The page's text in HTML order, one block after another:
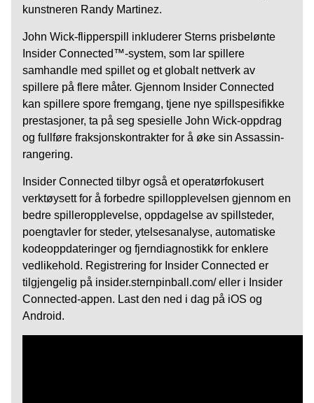
kunstneren Randy Martinez.
John Wick-flipperspill inkluderer Sterns prisbelønte
Insider Connected™-system, som lar spillere
samhandle med spillet og et globalt nettverk av
spillere på flere måter. Gjennom Insider Connected
kan spillere spore fremgang, tjene nye spillspesifikke
prestasjoner, ta på seg spesielle John Wick-oppdrag
og fullføre fraksjonskontrakter for å øke sin Assassin-
rangering.
Insider Connected tilbyr også et operatørfokusert
verktøysett for å forbedre spillopplevelsen gjennom en
bedre spilleropplevelse, oppdagelse av spillsteder,
poengtavler for steder, ytelsesanalyse, automatiske
kodeoppdateringer og fjerndiagnostikk for enklere
vedlikehold. Registrering for Insider Connected er
tilgjengelig på insider.sternpinball.com/ eller i Insider
Connected-appen. Last den ned i dag på iOS og
Android.